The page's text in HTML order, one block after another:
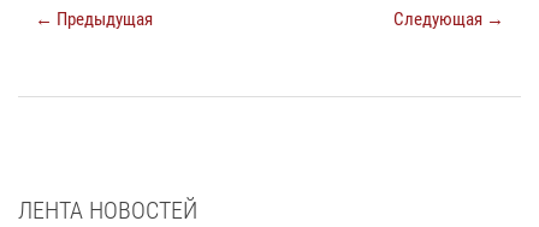
← Предыдущая Следующая →
ЛЕНТА НОВОСТЕЙ